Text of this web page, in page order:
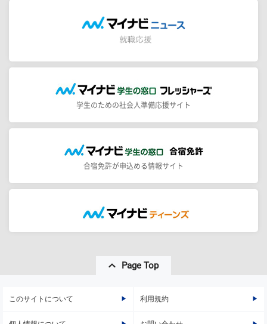
学生のための社会人準備応援サイト
合宿免許が申込める情報サイト
Page Top
このサイトについて 利用規約